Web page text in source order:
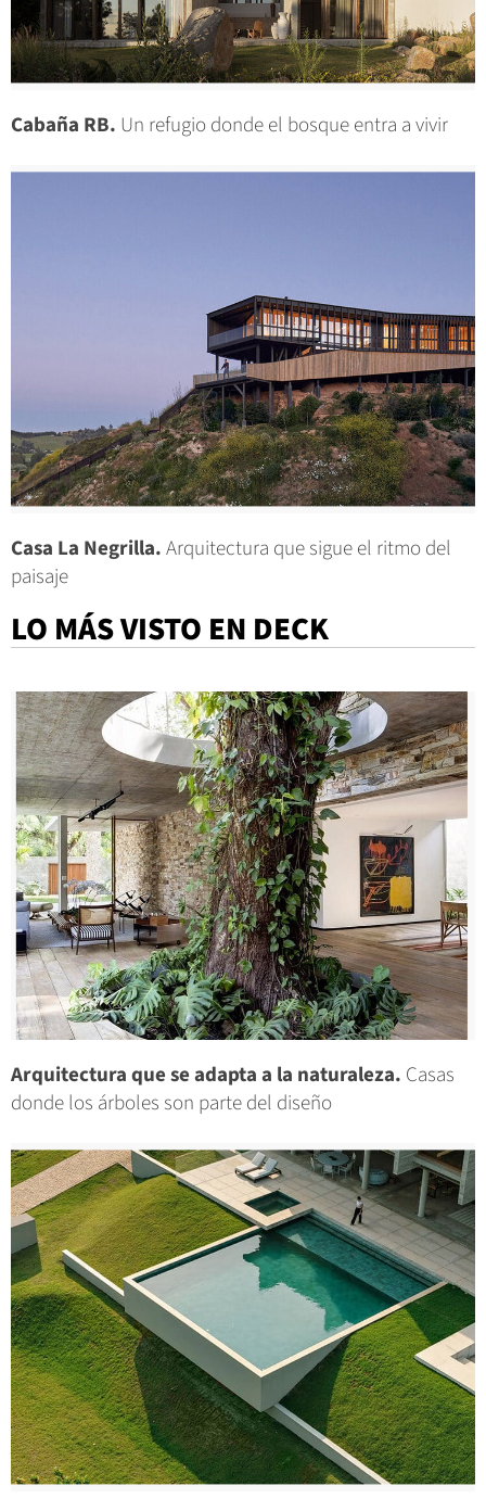
Cabaña RB. Un refugio donde el bosque entra a vivir
Casa La Negrilla.Arquitectura que sigue el ritmo del
paisaje
LO MÁS VISTO EN DECK
Arquitectura que se adapta a la naturaleza. Casas
donde los árboles son parte del diseño